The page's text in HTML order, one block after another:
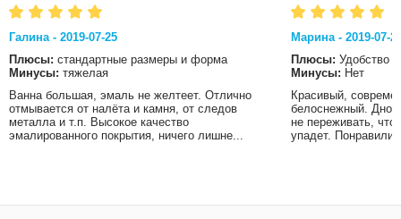
Галина - 2019-07-25
Плюсы: стандартные размеры и форма
Минусы: тяжелая
Ванна большая, эмаль не желтеет. Отлично
отмывается от налёта и камня, от следов
металла и т.п. Высокое качество
эмалированного покрытия, ничего лишне...
Марина - 2019-07-
Плюсы: Удобство
Минусы: Нет
Красивый,
белоснежный. Дно
не переживать, что
упадет.